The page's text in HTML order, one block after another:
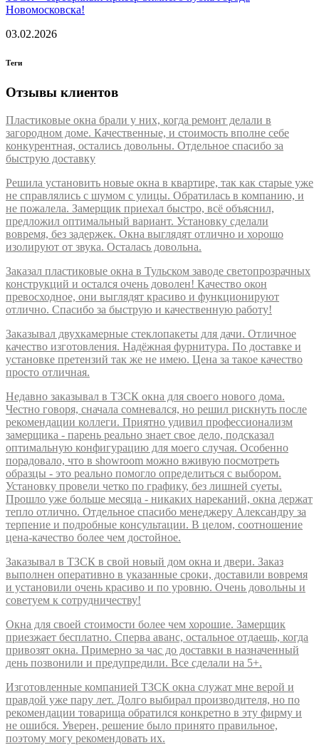
Новомосковска!
03.02.2026
Теги
Отзывы клиентов
Пластиковые окна брали у них, когда ремонт делали в
загородном доме. Качественные, и стоимость вполне себе
конкурентная, остались довольны. Отдельное спасибо за
быструю доставку
Решила установить новые окна в квартире, так как старые уже
не справлялись с шумом с улицы. Обратилась в компанию, и
не пожалела. Замерщик приехал быстро, всё объяснил,
предложил оптимальный вариант. Установку сделали
вовремя, без задержек. Окна выглядят отлично и хорошо
изолируют от звука. Осталась довольна.
Заказал пластиковые окна в Тульском заводе светопрозрачных
конструкций и остался очень доволен! Качество окон
превосходное, они выглядят красиво и функционируют
отлично. Спасибо за быструю и качественную работу!
Заказывал двухкамерные стеклопакеты для дачи. Отличное
качество изготовления. Надёжная фурнитура. По доставке и
установке претензий так же не имею. Цена за такое качество
просто отличная.
Недавно заказывал в ТЗСК окна для своего нового дома.
Честно говоря, сначала сомневался, но решил рискнуть после
рекомендации коллеги. Приятно удивил профессионализм
замерщика - парень реально знает свое дело, подсказал
оптимальную конфигурацию для моего случая. Особенно
порадовало, что в showroom можно вживую посмотреть
образцы - это реально помогло определиться с выбором.
Установку провели четко по графику, без лишней суеты.
Прошло уже больше месяца - никаких нареканий, окна держат
тепло отлично. Отдельное спасибо менеджеру Александру за
терпение и подробные консультации. В целом, соотношение
цена-качество более чем достойное.
Заказывал в ТЗСК в свой новый дом окна и двери. Заказ
выполнен оперативно в указанные сроки, доставили вовремя
и установили очень красиво и по уровню. Очень довольны и
советуем к сотрудничеству!
Окна для своей стоимости более чем хорошие. Замерщик
приезжает бесплатно. Сперва аванс, остальное отдаешь, когда
привозят окна. Примерно за час до доставки в назначенный
день позвонили и предупредили. Все сделали на 5+.
Изготовленные компанией ТЗСК окна служат мне верой и
правдой уже пару лет. Долго выбирал производителя, но по
рекомендации товарища обратился конкретно в эту фирму и
не ошибся. Уверен, решение было принято правильное,
поэтому могу рекомендовать их.